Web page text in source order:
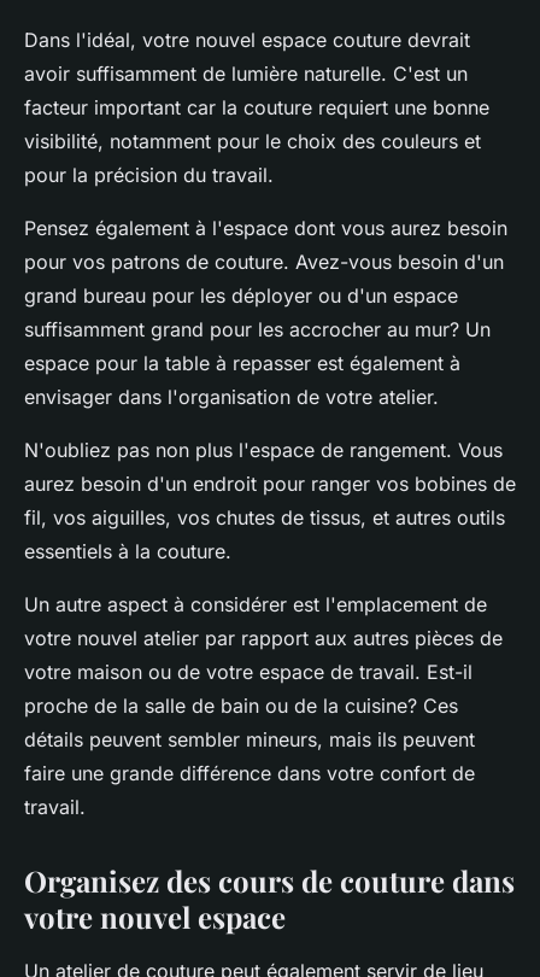
Dans l'idéal, votre nouvel espace couture devrait
avoir suffisamment de lumière naturelle. C'est un
facteur important car la couture requiert une bonne
visibilité, notamment pour le choix des couleurs et
pour la précision du travail.
Pensez également à l'espace dont vous aurez besoin
pour vos patrons de couture. Avez-vous besoin d'un
grand bureau pour les déployer ou d'un espace
suffisamment grand pour les accrocher au mur? Un
espace pour la table à repasser est également à
envisager dans l'organisation de votre atelier.
N'oubliez pas non plus l'espace de rangement. Vous
aurez besoin d'un endroit pour ranger vos bobines de
fil, vos aiguilles, vos chutes de tissus, et autres outils
essentiels à la couture.
Un autre aspect à considérer est l'emplacement de
votre nouvel atelier par rapport aux autres pièces de
votre maison ou de votre espace de travail. Est-il
proche de la salle de bain ou de la cuisine? Ces
détails peuvent sembler mineurs, mais ils peuvent
faire une grande différence dans votre confort de
travail.
Organisez des cours de couture dans
votre nouvel espace
Un atelier de couture peut également servir de lieu